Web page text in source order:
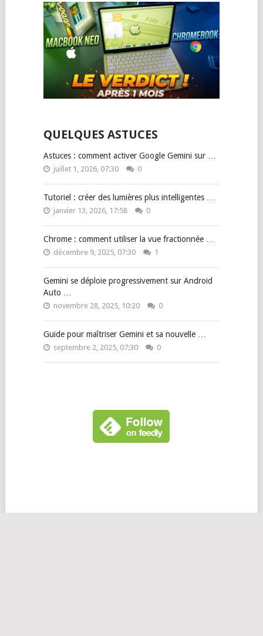
QUELQUES ASTUCES
Astuces : comment activer Google Gemini sur …
juillet 1, 2026, 07:30 0
Tutoriel : créer des lumières plus intelligentes …
janvier 13, 2026, 17:58 0
Chrome : comment utiliser la vue fractionnée …
décembre 9, 2025, 07:30 1
Gemini se déploie progressivement sur Android
Auto …
novembre 28, 2025, 10:20 0
Guide pour maîtriser Gemini et sa nouvelle …
septembre 2, 2025, 07:30 0